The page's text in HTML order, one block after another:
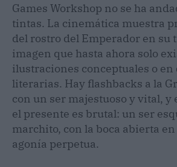
Games Workshop no se ha
tintas. La cinemática muestra
del rostro del Emperador en su
imagen que hasta ahora solo
ilustraciones conceptuales o
literarias. Hay flashbacks a la
con un ser majestuoso y vital, y
el presente es brutal: un ser
marchito, con la boca abierta
agonía perpetua.